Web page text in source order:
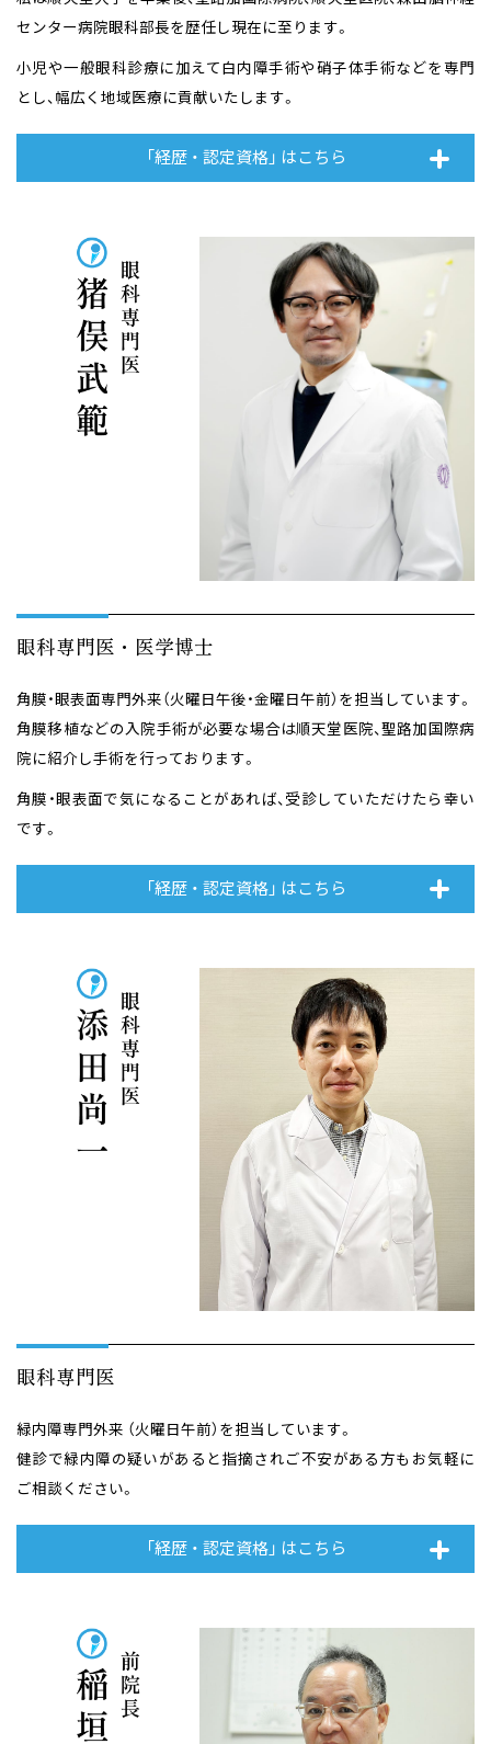
センター病院眼科部長を歴任し現在に至ります。
小児や一般眼科診療に加えて白内障手術や硝子体手術などを専門
とし、幅広く地域医療に貢献いたします。
「経歴 ・ 認定資格」 はこちら
眼科専門医・医学博士
角膜・眼表面専門外来（火曜日午後・金曜日午前）を担当しています。
角膜移植などの入院手術が必要な場合は順天堂医院、聖路加国際病
院に紹介し手術を行っております。
角膜・眼表面で気になることがあれば、受診していただけたら幸い
です。
「経歴 ・ 認定資格」 はこちら
眼科専門医 添田尚一
眼科専門医
緑内障専門外来 （火曜日午前）を担当しています。
健診で緑内障の疑いがあると指摘されご不安がある方もお気軽に
ご相談ください。
「経歴 ・ 認定資格」 はこちら